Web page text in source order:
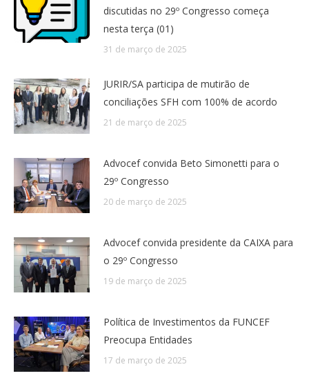
discutidas no 29º Congresso começa
nesta terça (01)
31 de março de 2025
JURIR/SA participa de mutirão de
conciliações SFH com 100% de acordo
21 de março de 2025
Advocef convida Beto Simonetti para o
29º Congresso
20 de março de 2025
Advocef convida presidente da CAIXA para
o 29º Congresso
19 de março de 2025
Política de Investimentos da FUNCEF
Preocupa Entidades
17 de março de 2025